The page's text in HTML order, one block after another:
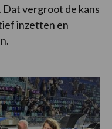
vergroot de kans
inzetten en